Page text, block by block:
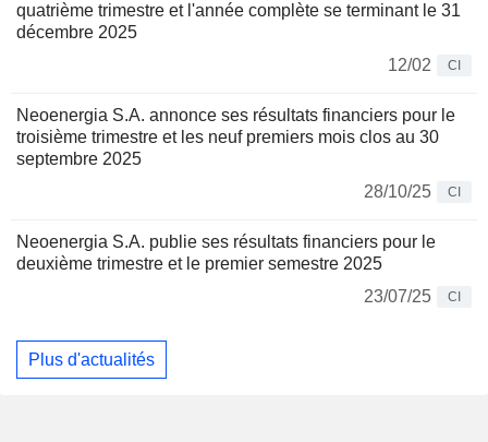
quatrième trimestre et l'année complète se terminant le 31
décembre 2025
12/02
CI
Neoenergia S.A. annonce ses résultats financiers pour le
troisième trimestre et les neuf premiers mois clos au 30
septembre 2025
28/10/25
CI
Neoenergia S.A. publie ses résultats financiers pour le
deuxième trimestre et le premier semestre 2025
23/07/25
CI
Plus d'actualités